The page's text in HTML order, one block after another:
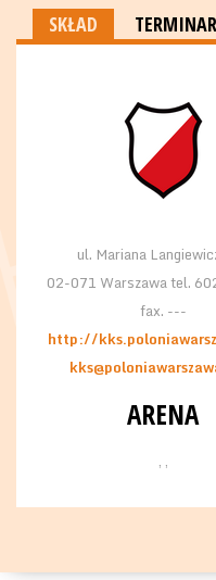
SKŁAD
ul. Mariana
02-071 Warszawa tel.
fax. ---
http://
ARENA
, ,